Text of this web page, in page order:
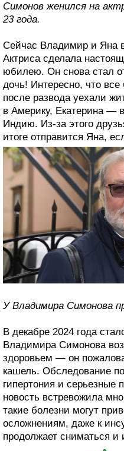
Симонов женился на
23 года.
Сейчас Владимир и Яна
Актриса сделала
юбилею. Он снова стал
дочь! Интересно, что
после развода уехали
в Америку, Екатерина
Индию. Из-за этого
итоге отправится Яна,
У Владимира Симонова
В декабре 2024 года
Владимира Симонова
здоровьем — он
кашель. Обследование
гипертония и
новость встревожила
такие болезни могут
осложнениям, даже к
продолжает сниматься и